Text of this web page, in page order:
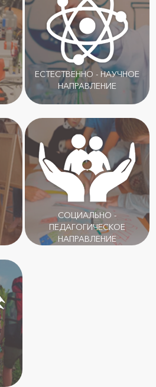
ЕСТЕСТВЕННО - НАУЧНОЕ
НАПРАВЛЕНИЕ
СОЦИАЛЬНО -
ПЕДАГОГИЧЕСКОЕ
НАПРАВЛЕНИЕ